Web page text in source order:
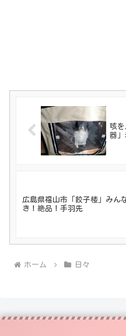
咳
器」
広島県福山市「餃子楼」みん
き！絶品！手羽先
ホーム 日々